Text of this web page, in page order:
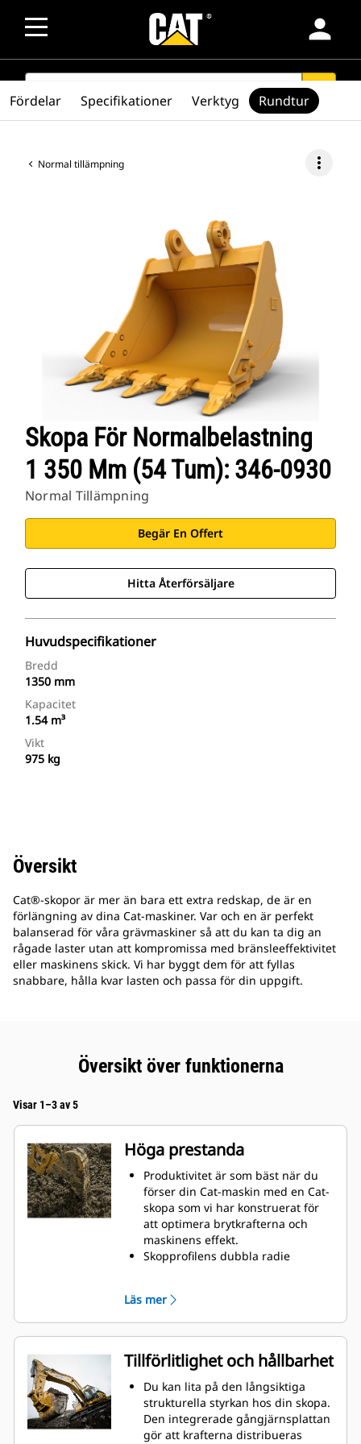
person
SEARCH search
Normal tillämpning more_vert
Skopa För Normalbelastning
1 350 Mm (54 Tum): 346-0930
Normal Tillämpning
Begär En Offert
Hitta Återförsäljare
Huvudspecifikationer
Bredd
1350 mm
Kapacitet
1.54 m³
Vikt
975 kg
Fördelar Specifikationer Verktyg Rundtur
Översikt
Cat®-skopor är mer än bara ett extra redskap, de är en
förlängning av dina Cat-maskiner. Var och en är perfekt
balanserad för våra grävmaskiner så att du kan ta dig an
rågade laster utan att kompromissa med bränsleeffektivitet
eller maskinens skick. Vi har byggt dem för att fyllas
snabbare, hålla kvar lasten och passa för din uppgift.
Översikt över funktionerna
Visar 1–3 av 5
Höga prestanda
Produktivitet är som bäst när du
förser din Cat-maskin med en Cat-
skopa som vi har konstruerat för
att optimera brytkrafterna och
maskinens effekt.
Skopprofilens dubbla radie
frigång säkerställer att skopans
botten inte släpar, vilket minskar
underhållskostnaderna.
Bränsleförbrukningstoppar under
grävning. Cat-skoporna är
utformade för att skära genom
material snabbt och förbättra
maskinens totala effektivitet.
Lasta mer material på kortare tid.
Läs mer
Tillförlitlighet och hållbarhet
Du kan lita på den långsiktiga
strukturella styrkan hos din skopa.
Den integrerade gångjärnsplattan
gör att krafterna distribueras